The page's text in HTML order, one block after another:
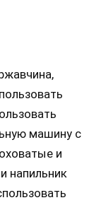
машину с
и
напильник